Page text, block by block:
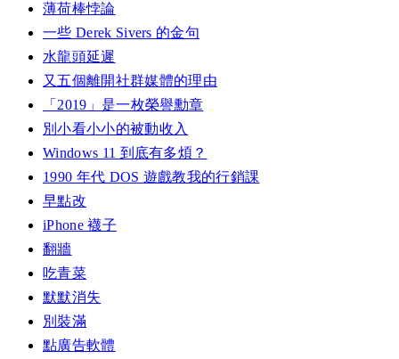
薄荷棒悖論
一些 Derek Sivers 的金句
水龍頭延遲
又五個離開社群媒體的理由
「2019」是一枚榮譽勳章
別小看小小的被動收入
Windows 11 到底有多煩？
1990 年代 DOS 遊戲教我的行銷課
早點改
iPhone 襪子
翻牆
吃青菜
默默消失
別裝滿
點廣告軟體